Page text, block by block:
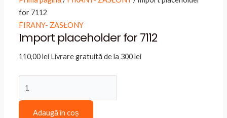
for 7112
FIRANY- ZASŁONY
Import placeholder for 7112
110,00lei Livrare gratuită de la 300 lei
Adaugă în coș